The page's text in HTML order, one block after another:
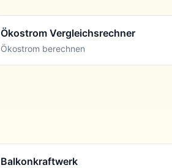
Ökostrom Vergleichsrechner
Ökostrom berechnen
Balkonkraftwerk